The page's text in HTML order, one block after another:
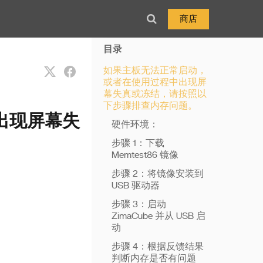
商店
现屏幕失
目录
如果主板无法正常启动，
或者在使用过程中出现屏
幕失真或冻结，请按照以
下步骤排查内存问题。
硬件环境：
步骤 1：下载
Memtest86 镜像
步骤 2：将镜像安装到
USB 驱动器
步骤 3：启动
ZimaCube 并从 USB 启
动
步骤 4：根据反馈结果
判断内存是否有问题